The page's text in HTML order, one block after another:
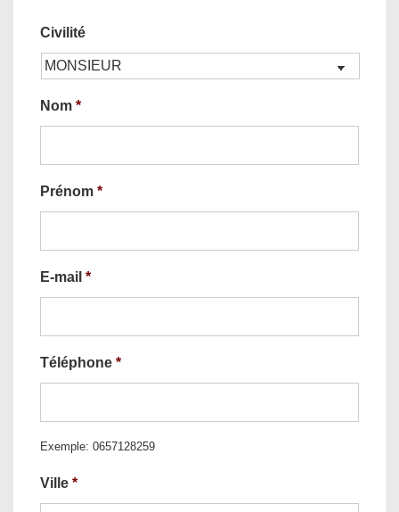
Civilité
Nom *
Prénom *
E-mail *
Téléphone *
Exemple: 0657128259
Ville *